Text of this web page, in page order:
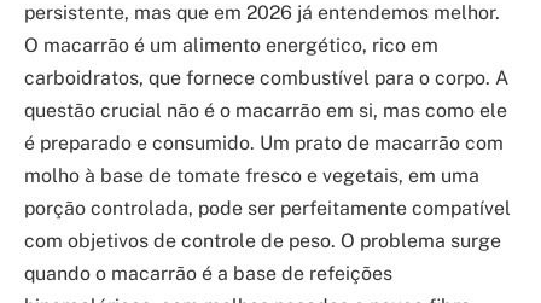
persistente, mas que em 2026 já entendemos melhor.
O macarrão é um alimento energético, rico em
carboidratos, que fornece combustível para o corpo. A
questão crucial não é o macarrão em si, mas como ele
é preparado e consumido. Um prato de macarrão com
molho à base de tomate fresco e vegetais, em uma
porção controlada, pode ser perfeitamente compatível
com objetivos de controle de peso. O problema surge
quando o macarrão é a base de refeições